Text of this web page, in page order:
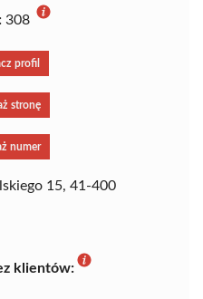
308
profil
stronę
numer
15, 41-400
klientów: